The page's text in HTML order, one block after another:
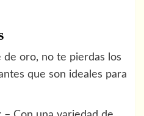
oro, no te pierdas los
que son ideales para